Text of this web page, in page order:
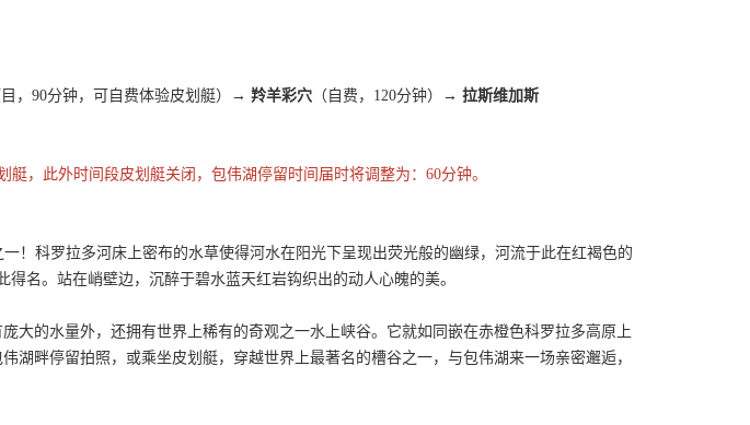
目，90分钟，可自费体验皮划艇）→ 羚羊彩穴 （自费，120分钟）→ 拉斯维加斯
艇，此外时间段皮划艇关闭，包伟湖停留时间届时将调整为：60分钟。
！科罗拉多河床上密布的水草使得河水在阳光下呈现出荧光般的幽绿，河流于此在红褐色的
名。站在峭壁边，沉醉于碧水蓝天红岩钩织出的动人心魄的美。
大的水量外，还拥有世界上稀有的奇观之一水上峡谷。它就如同嵌在赤橙色科罗拉多高原上
湖畔停留拍照，或乘坐皮划艇，穿越世界上最著名的槽谷之一，与包伟湖来一场亲密邂逅，